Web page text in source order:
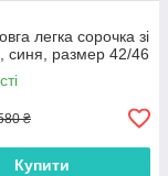
легка сорочка зі
синя, размер 42/46
₴
Купити